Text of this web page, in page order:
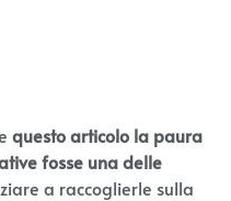
questo articolo la paura
fosse una delle
a raccoglierle sulla